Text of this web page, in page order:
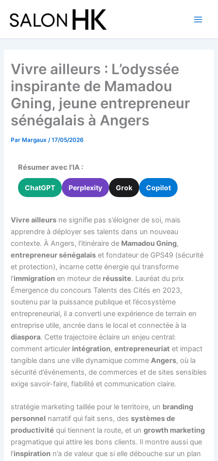
contenu
Vivre ailleurs : L’odyssée
inspirante de Mamadou
Gning, jeune entrepreneur
sénégalais à Angers
ParMargaux /17/05/2026
Résumer avec l'IA :
ChatGPT Perplexity Grok Copilot
Vivre ailleurs ne signifie pas s’éloigner de soi, mais
apprendre à déployer ses talents dans un nouveau
contexte. À Angers, l’itinéraire de Mamadou Gning,
entrepreneur sénégalais et fondateur de GPS49 (sécurité
et protection), incarne cette énergie qui transforme
l’immigration en moteur de réussite. Lauréat du prix
Émergence du concours Talents des Cités en 2023,
soutenu par la puissance publique et l’écosystème
entrepreneurial, il a converti une expérience de terrain en
entreprise utile, ancrée dans le local et connectée à la
diaspora. Cette trajectoire éclaire un enjeu central:
comment articuler intégration,entrepreneuriat et impact
tangible dans une ville dynamique commeAngers, où la
sécurité d’événements, de commerces et de sites sensibles
exige savoir-faire, fiabilité et communication claire.
stratégie marketing taillée pour le territoire, un branding
personnel narratif qui fait sens, dessystèmes de
productivité qui tiennent la route, et ungrowth marketing
pragmatique qui attire les bons clients. Il montre aussi que
l’inspiration n’a de valeur que si elle débouche sur un plan